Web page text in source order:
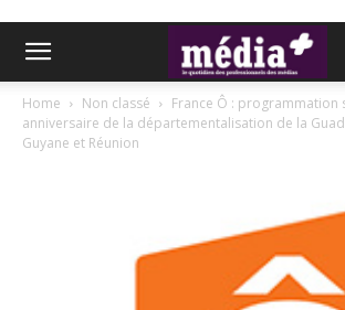
Home Non classé
France Ô : programmation
anniversaire de la départementalisation de la
Guyane et Réunion